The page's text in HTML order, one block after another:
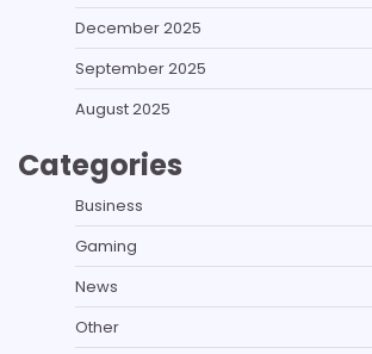
December 2025
September 2025
August 2025
Categories
Business
Gaming
News
Other